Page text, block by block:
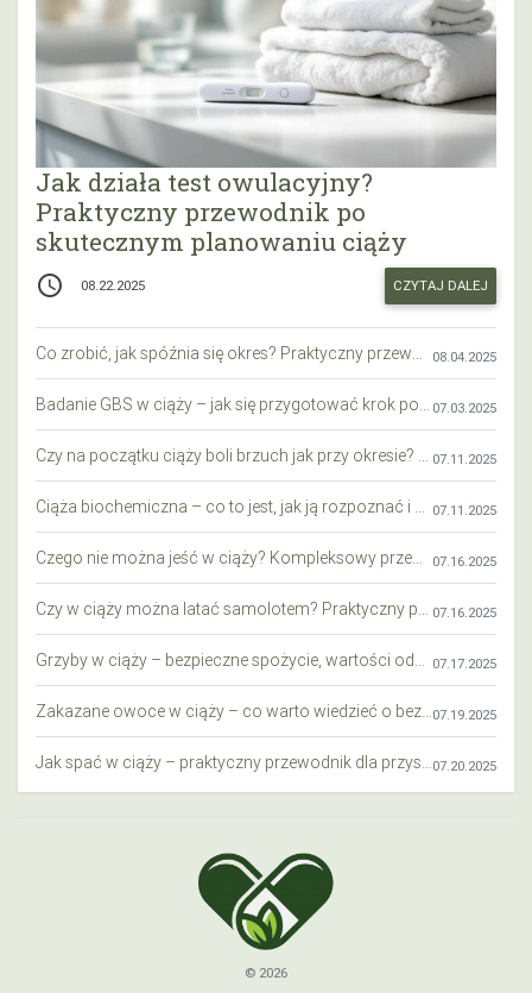
Jak działa test owulacyjny?
Praktyczny przewodnik po
skutecznym planowaniu ciąży
access_time 08.22.2025 CZYTAJ DALEJ
08.04.2025
07.03.2025
07.11.2025
07.11.2025
07.16.2025
07.16.2025
07.17.2025
07.19.2025
07.20.2025
© 2026